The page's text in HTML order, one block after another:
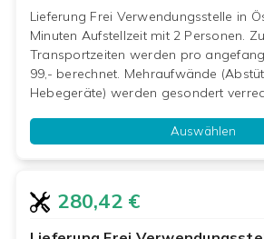
Lieferung Frei Verwendungsstelle in
Minuten Aufstellzeit mit 2 Personen.
Transportzeiten werden pro
99,- berechnet. Mehraufwände
Hebegeräte) werden gesondert
Auswählen
280,42 €